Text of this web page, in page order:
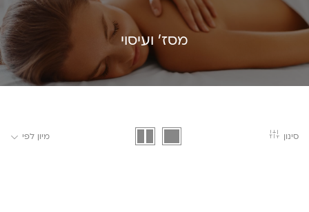
מסז' ועיסוי
סינון מיון לפי